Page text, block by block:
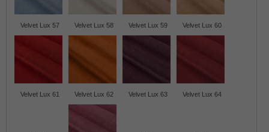
Velvet Lux 57 Velvet Lux 58 Velvet Lux 59 Velvet Lux 60
Velvet Lux 61 Velvet Lux 62 Velvet Lux 63 Velvet Lux 64